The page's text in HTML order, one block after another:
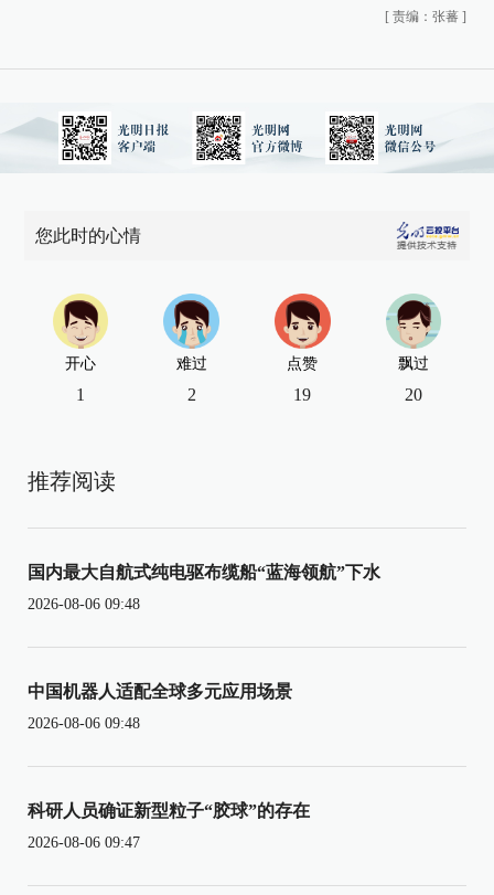
[ 责编：张蕃 ]
您此时的心情
开心
1
难过
2
点赞
19
飘过
20
推荐阅读
国内最大自航式纯电驱布缆船“蓝海领航”下水
2026-08-06 09:48
中国机器人适配全球多元应用场景
2026-08-06 09:48
科研人员确证新型粒子“胶球”的存在
2026-08-06 09:47